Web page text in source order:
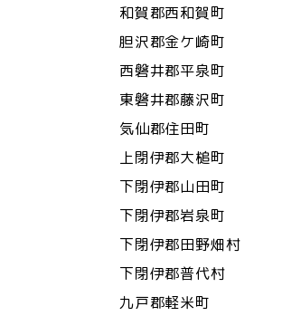
和賀郡西和賀町
胆沢郡金ケ崎町
西磐井郡平泉町
東磐井郡藤沢町
気仙郡住田町
上閉伊郡大槌町
下閉伊郡山田町
下閉伊郡岩泉町
下閉伊郡田野畑村
下閉伊郡普代村
九戸郡軽米町